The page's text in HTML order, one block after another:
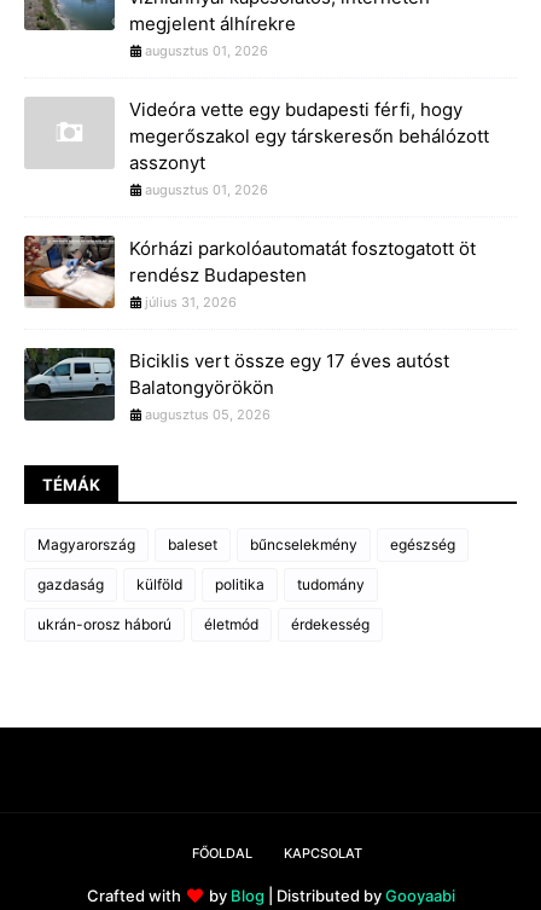
megjelent álhírekre
augusztus 01, 2026
Videóra vette egy budapesti férfi, hogy
megerőszakol egy társkeresőn behálózott
asszonyt
augusztus 01, 2026
Kórházi parkolóautomatát fosztogatott öt
rendész Budapesten
július 31, 2026
Biciklis vert össze egy 17 éves autóst
Balatongyörökön
augusztus 05, 2026
TÉMÁK
Magyarország baleset bűncselekmény egészség
gazdaság külföld politika tudomány
ukrán-orosz háború életmód érdekesség
FŐOLDAL KAPCSOLAT
Crafted with by Blog| Distributed byGooyaabi